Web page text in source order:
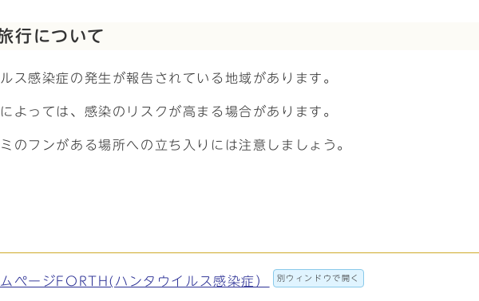
行について
ス感染症の発生が報告されている地域があります。
よっては、感染のリスクが高まる場合があります。
のフンがある場所への立ち入りには注意しましょう。
ページFORTH(ハンタウイルス感染症） 別ウィンドウで開く